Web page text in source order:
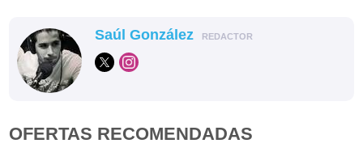
Saúl González REDACTOR
OFERTAS RECOMENDADAS